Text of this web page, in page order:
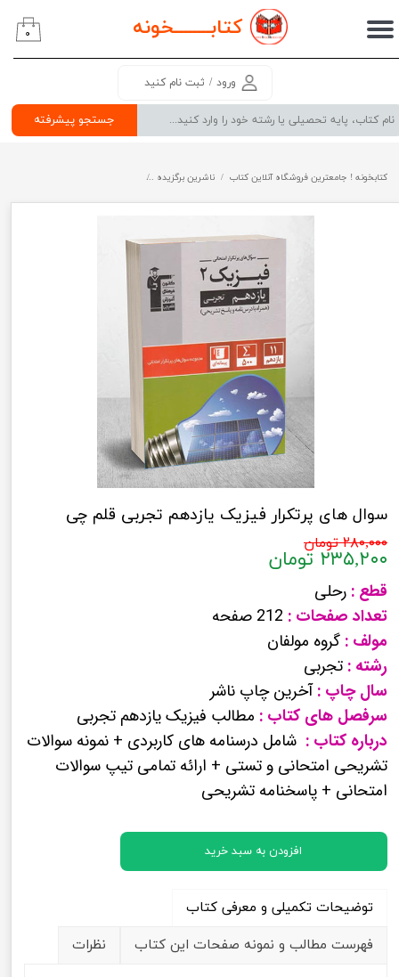
کتابــــــــخونه
جستجو پیشرفته
ورود / ثبت نام کنید
حساب کاربری من
سفارشات
۰
کتابخونه ! جامعترین فروشگاه آنلاین کتاب ناشرین برگزیده
سوال های پرتکرار فیزیک یازدهم تجربی قلم چی
۲۸۰,۰۰۰ تومان
۲۳۵,۲۰۰ تومان
قطع : رحلی
تعداد صفحات : 212 صفحه
مولف : گروه مولفان
رشته : تجربی
سال چاپ :آخرین چاپ ناشر
سرفصل های کتاب : مطالب فیزیک یازدهم تجربی
درباره کتاب : شامل درسنامه های کاربردی + نمونه سوالات
تشریحی امتحانی و تستی + ارائه تمامی تیپ سوالات
امتحانی + پاسخنامه تشریحی
افزودن به سبد خرید
توضیحات تکمیلی و معرفی کتاب
فهرست مطالب و نمونه صفحات این کتاب
نظرات